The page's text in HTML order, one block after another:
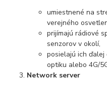
umiestnené na
verejného
prijímajú rádiové
senzorov v okolí,
posielajú ich
optiku alebo 4G/
Network server